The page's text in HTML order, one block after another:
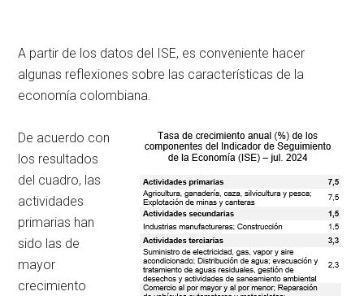
A partir de los datos del ISE, es conveniente hacer
algunas reflexiones sobre las características de la
economía colombiana.
De acuerdo con
los resultados
del cuadro, las
actividades
primarias han
sido las de
mayor
crecimiento